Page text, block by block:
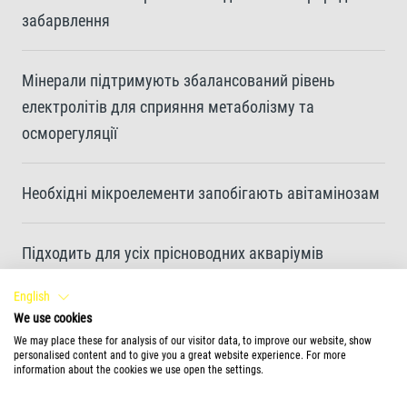
забарвлення
Мінерали підтримують збалансований рівень
електролітів для сприяння метаболізму та
осморегуляції
Необхідні мікроелементи запобігають авітамінозам
Підходить для усіх прісноводних акваріумів
Більше інформації
Інноваційна формула догляду Tetra VitaMinPro 3в1
English
We use cookies
We may place these for analysis of our visitor data, to improve our website, show
personalised content and to give you a great website experience. For more
information about the cookies we use open the settings.